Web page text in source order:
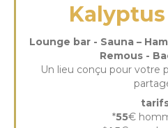
Lounge bar - Sauna –
Remous -
Un lieu conçu pour votre
*55€